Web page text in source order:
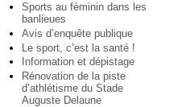
Sports au féminin dans les
banlieues
Avis d’enquête publique
Le sport, c’est la santé !
Information et dépistage
Rénovation de la piste
d’athlétisme du Stade
Auguste Delaune